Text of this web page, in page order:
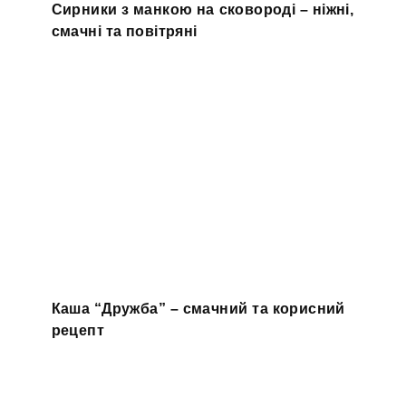
Сирники з манкою на сковороді – ніжні,
смачні та повітряні
Каша “Дружба” – смачний та корисний
рецепт